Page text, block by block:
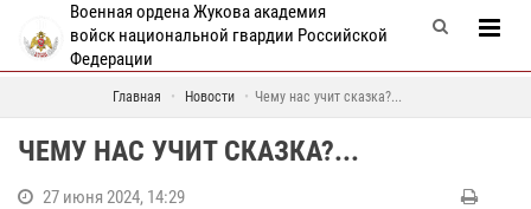
Военная ордена Жукова академия
войск национальной гвардии Российской
Федерации
Главная Новости Чему нас учит сказка?...
ЧЕМУ НАС УЧИТ СКАЗКА?...
27 июня 2024, 14:29